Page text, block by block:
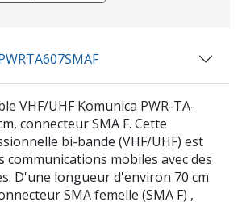
VHF/UHFKomunica PWR-TA-
connecteur SMA F. Cette
bi-bande (VHF/UHF) est
communications mobiles avec des
D'une longueur d'environ 70 cm
SMA femelle (SMA F) ,